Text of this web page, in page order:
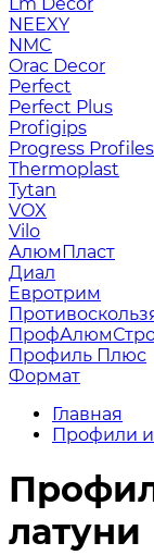
NEEXY
NMC
Orac Decor
Perfect
Perfect Plus
Profigips
Progress Profiles
Thermoplast
Tytan
VOX
Vilo
АлюмПласт
Диал
Евротрим
Профиль Плюс
Формат
Главная
Профили
латуни